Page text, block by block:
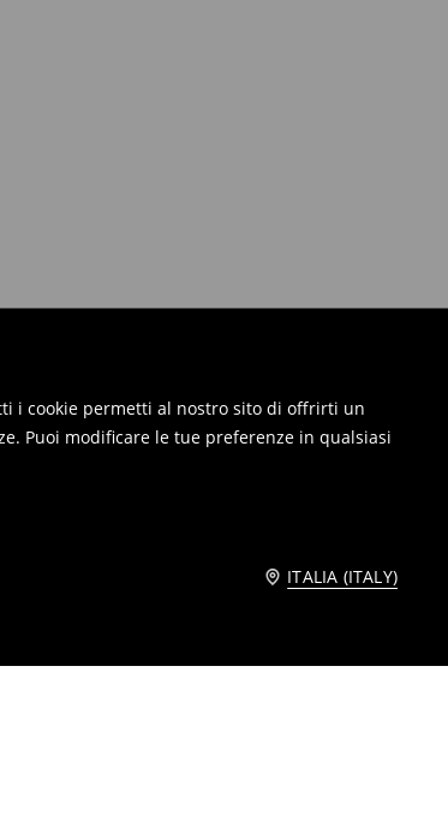
i cookie permetti al nostro sito di offrirti un
Puoi modificare le tue preferenze in qualsiasi
ITALIA (ITALY)